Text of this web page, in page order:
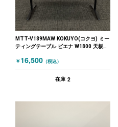
MTT-V189MAW KOKUYO(コクヨ) ミー
ティングテーブル ビエナ W1800 天板フ
￥ 16,500 （税込）
在庫 2